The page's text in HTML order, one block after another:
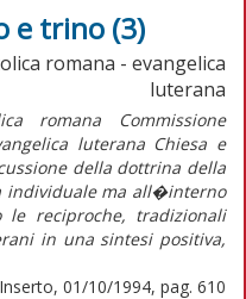
e trino (3)
romana - evangelica
luterana
romana Commissione
luterana Chiesa e
della dottrina della
individuale ma all�interno
le reciproche, tradizionali
in una sintesi positiva,
01/10/1994, pag. 610